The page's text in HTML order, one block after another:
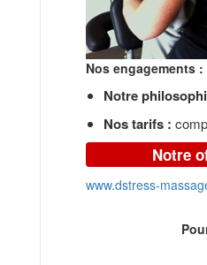
Nos engagements :
Notre
Nos tarifs :
Notre
www.dstress-